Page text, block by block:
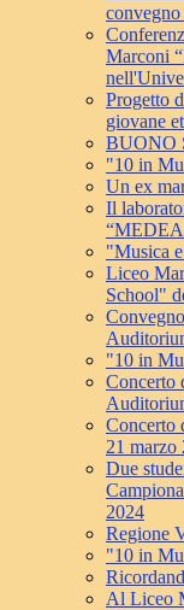
Marconi
Progetto
giovane
BUONO
"10 in
Un ex
Il
“MEDEA
"Musica
Liceo
School"
"10 in
Concerto
21 marzo
Due
2024
Regione
"10 in
Al Liceo